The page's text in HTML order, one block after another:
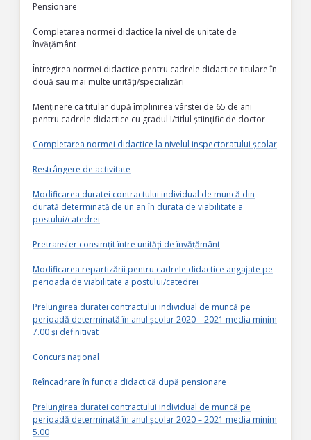
Pensionare
Completarea normei didactice la nivel de unitate de
învățământ
Întregirea normei didactice pentru cadrele didactice titulare în
două sau mai multe unități/specializări
Menținere ca titular după împlinirea vârstei de 65 de ani
pentru cadrele didactice cu gradul I/titlul științific de doctor
Completarea normei didactice la nivelul inspectoratului școlar
Restrângere de activitate
Modificarea duratei contractului individual de muncă din
durată determinată de un an în durata de viabilitate a
postului/catedrei
Pretransfer consimțit între unități de învățământ
Modificarea repartizării pentru cadrele didactice angajate pe
perioada de viabilitate a postului/catedrei
Prelungirea duratei contractului individual de muncă pe
perioadă determinată în anul școlar 2020 – 2021 media minim
7.00 și definitivat
Concurs național
Reîncadrare în funcția didactică după pensionare
Prelungirea duratei contractului individual de muncă pe
perioadă determinată în anul școlar 2020 – 2021 media minim
5.00